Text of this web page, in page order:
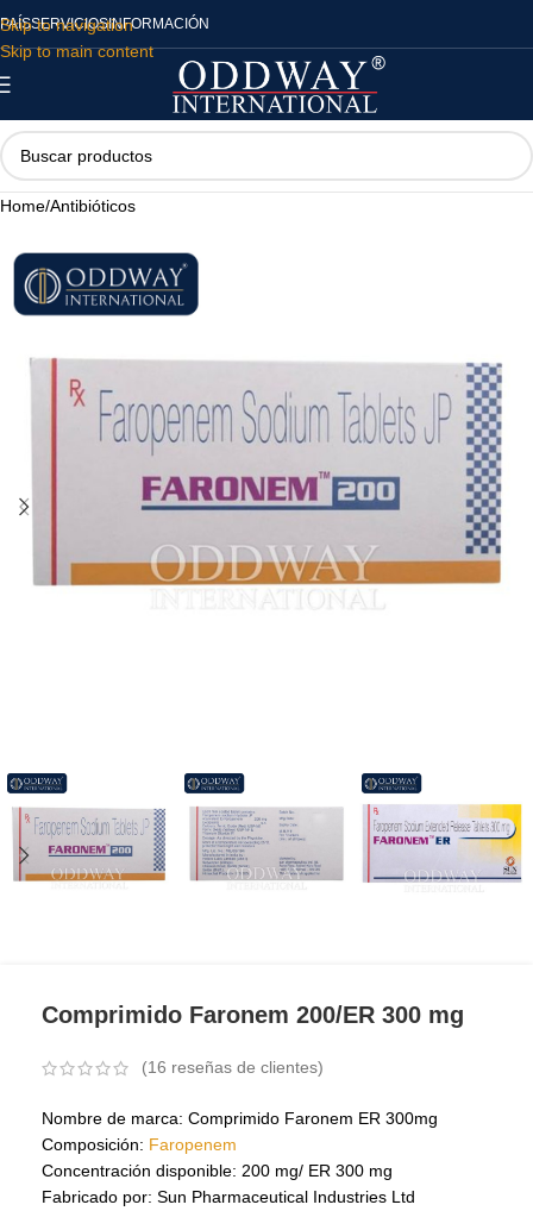
Skip to navigation
Skip to main content
PAÍSSERVICIOSINFORMACIÓN
Home/Antibióticos
Comprimido Faronem 200/ER 300 mg
(16 reseñas de clientes)
Nombre de marca: Comprimido Faronem ER 300mg
Composición: Faropenem
Concentración disponible: 200 mg/ ER 300 mg
Fabricado por: Sun Pharmaceutical Industries Ltd